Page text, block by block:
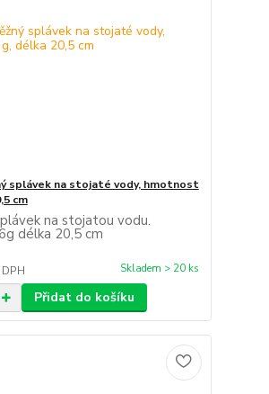
splávek na stojaté vody, hmotnost
cm
na stojatou vodu.
délka 20,5 cm
Skladem > 20 ks
Přidat do košíku